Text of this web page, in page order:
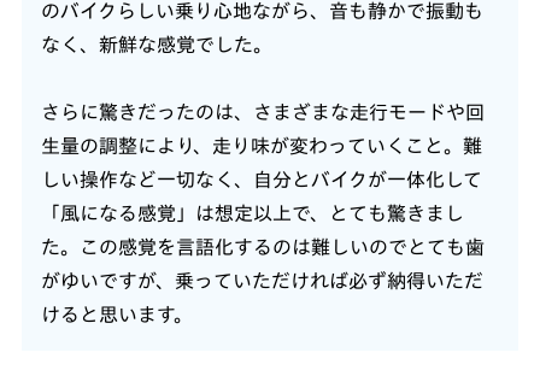
のバイクらしい乗り心地ながら、音も静かで振動も
なく、新鮮な感覚でした。
さらに驚きだったのは、さまざまな走行モードや回
生量の調整により、走り味が変わっていくこと。難
しい操作など一切なく、自分とバイクが一体化して
「風になる感覚」は想定以上で、とても驚きまし
た。この感覚を言語化するのは難しいのでとても歯
がゆいですが、乗っていただければ必ず納得いただ
けると思います。